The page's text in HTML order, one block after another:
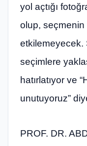
yol açtığı
olup,
etkilemeyecek.
seçimlere
hatırlatıyor ve
unutuyoruz”
PROF. DR.